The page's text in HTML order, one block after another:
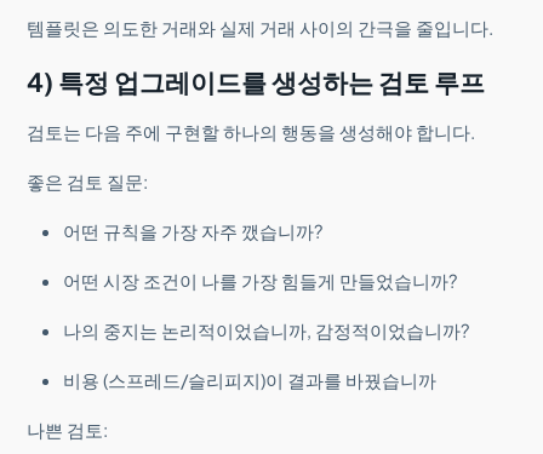
템플릿은 의도한 거래와 실제 거래 사이의 간극을 줄입니다.
4) 특정 업그레이드를 생성하는 검토 루프
검토는 다음 주에 구현할 하나의 행동을 생성해야 합니다.
좋은 검토 질문:
어떤 규칙을 가장 자주 깼습니까?
어떤 시장 조건이 나를 가장 힘들게 만들었습니까?
나의 중지는 논리적이었습니까, 감정적이었습니까?
비용 (스프레드/슬리피지)이 결과를 바꿨습니까
나쁜 검토: